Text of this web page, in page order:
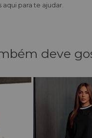
para te ajudar.
deve